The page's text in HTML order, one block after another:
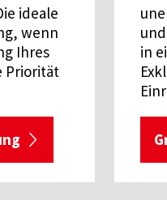
ideale
wenn
Ihres
Priorität
in